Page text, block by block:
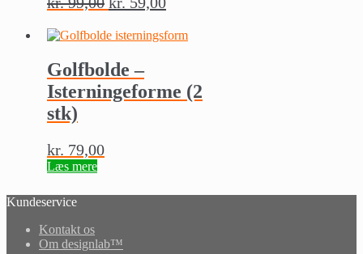
Golfbolde –
Isterningeforme (2
stk)
kr. 79,00
Læs mere
Kundeservice
Kontakt os
Om designlab™